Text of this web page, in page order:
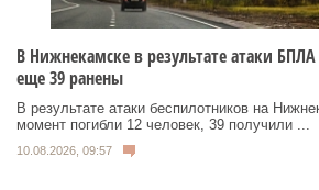
В Нижнекамске в результате атаки
еще 39 ранены
В результате атаки беспилотников на
момент погибли 12 человек, 39 получили ...
10.08.2026, 09:57